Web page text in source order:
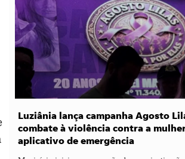
Luziânia lança campanha Agosto
combate à violência contra a
aplicativo de emergência